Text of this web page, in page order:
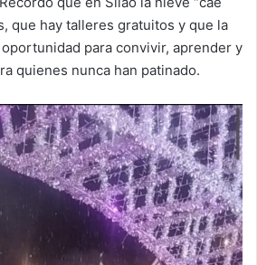
que hay talleres gratuitos y que la
para convivir, aprender y
quienes nunca han patinado.